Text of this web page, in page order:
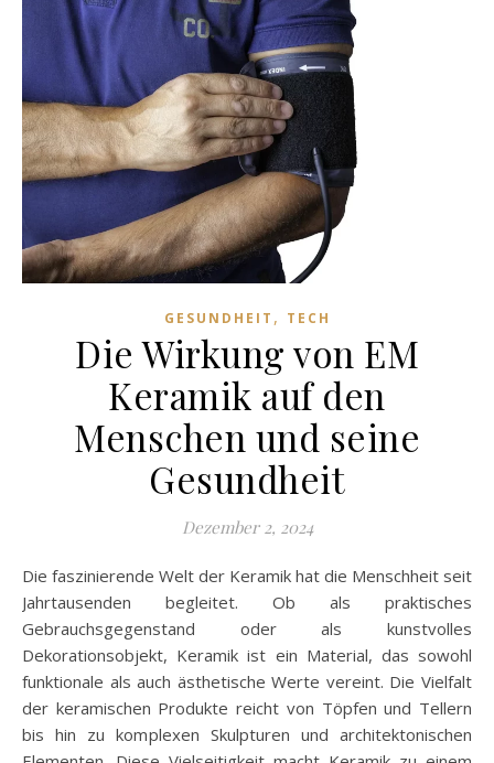
GESUNDHEIT , TECH
Die Wirkung von EM
Keramik auf den
Menschen und seine
Gesundheit
Dezember 2, 2024
Die faszinierende Welt der Keramik hat die Menschheit seit
Jahrtausenden begleitet. Ob als praktisches
Gebrauchsgegenstand oder als kunstvolles
Dekorationsobjekt, Keramik ist ein Material, das sowohl
funktionale als auch ästhetische Werte vereint. Die Vielfalt
der keramischen Produkte reicht von Töpfen und Tellern
bis hin zu komplexen Skulpturen und architektonischen